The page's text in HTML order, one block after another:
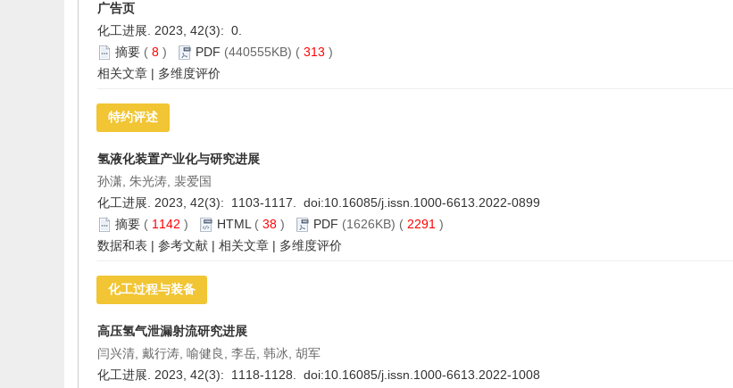
广告页
化工进展. 2023, 42(3): 0.
摘要 ( 8 ) PDF (440555KB) ( 313 )
相关文章 | 多维度评价
特约评述
氢液化装置产业化与研究进展
孙潇, 朱光涛, 裴爱国
化工进展. 2023, 42(3): 1103-1117. doi:10.16085/j.issn.1000-6613.2022-0899
摘要 ( 1142 ) HTML ( 38 ) PDF (1626KB) ( 2291 )
数据和表 | 参考文献 | 相关文章 | 多维度评价
化工过程与装备
高压氢气泄漏射流研究进展
闫兴清, 戴行涛, 喻健良, 李岳, 韩冰, 胡军
化工进展. 2023, 42(3): 1118-1128. doi:10.16085/j.issn.1000-6613.2022-1008